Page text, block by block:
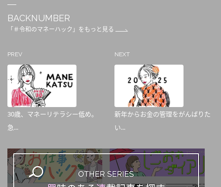
BACKNUMBER
「＃令和のマネーハック」をもっと見る
PREV
30歳、マネーリテラシー低め。
急...
NEXT
新年からお金の管理をがんばりた
い...